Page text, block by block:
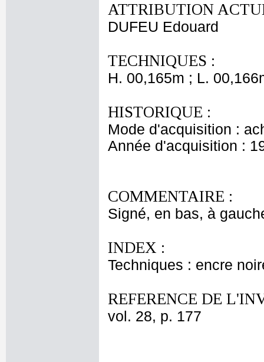
ATTRIBUTION
DUFEU Edouard
TECHNIQUES :
H. 00,165m ; L.
HISTORIQUE :
Mode d'acquisition :
Année d'acquisition :
COMMENTAIRE :
Signé, en bas, à
INDEX :
Techniques : encre
REFERENCE DE
vol. 28, p. 177